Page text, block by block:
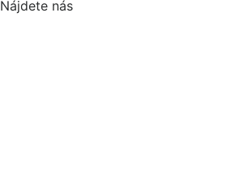
Nájdete nás